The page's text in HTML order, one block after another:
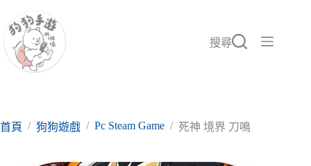
至
要
搜尋
首頁 / 狗狗遊戲 / Pc Steam Game / 死神 境界 刀鳴